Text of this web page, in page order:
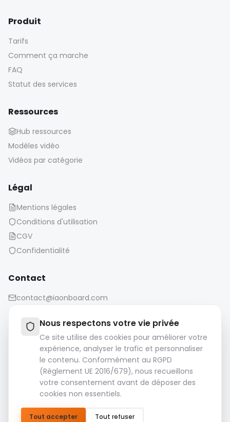
Nous respectons votre vie privée
Ce site utilise des cookies pour améliorer votre
expérience, analyser le trafic et personnaliser
le contenu. Conformément au RGPD
(Règlement UE 2016/679), nous recueillons
votre consentement avant de déposer des
cookies non essentiels.
Tout accepter Tout refuser
Produit
Tarifs
Comment ça marche
FAQ
Statut des services
Ressources
Hub ressources
Modèles vidéo
Vidéos par catégorie
Légal
Mentions légales
Conditions d'utilisation
CGV
Confidentialité
Contact
contact@iaonboard.com
Politique de conservation :
Les fichiers multimédias (images, vidéos, fichiers audio,
etc.) sont conservés pendant 14 jours.
importants.